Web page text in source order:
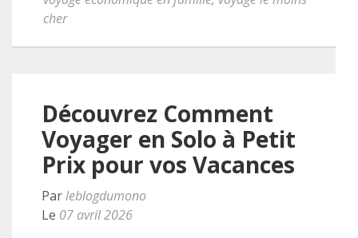
cher
Découvrez Comment
Voyager en Solo à Petit
Prix pour vos Vacances
Parleblogdumono
Le 07 avril 2026